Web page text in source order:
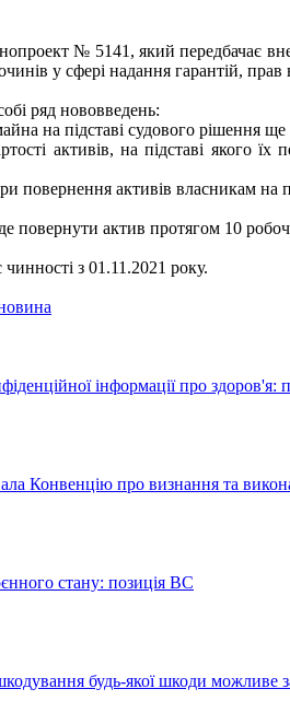
№ 5141, який передбачає
у сфері надання гарантій,
ряд нововведень:
на підставі судового рішення
активів, на підставі якого
повернення активів власникам на
актив протягом 10
з 01.11.2021 року.
інформації про здоров'я:
Конвенцію про визнання та
стану: позиція ВС
будь-якої шкоди